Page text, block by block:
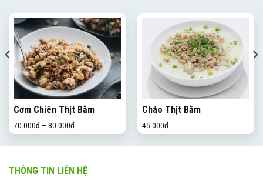
Cơm Chiên Thịt Bằm
70.000₫– 80.000₫
Cháo Thịt Bằm
45.000₫
THÔNG TIN LIÊN HỆ